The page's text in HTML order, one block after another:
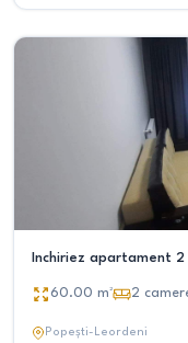
Inchiriez apartament
60.00 m² 2
Popești-Leordeni